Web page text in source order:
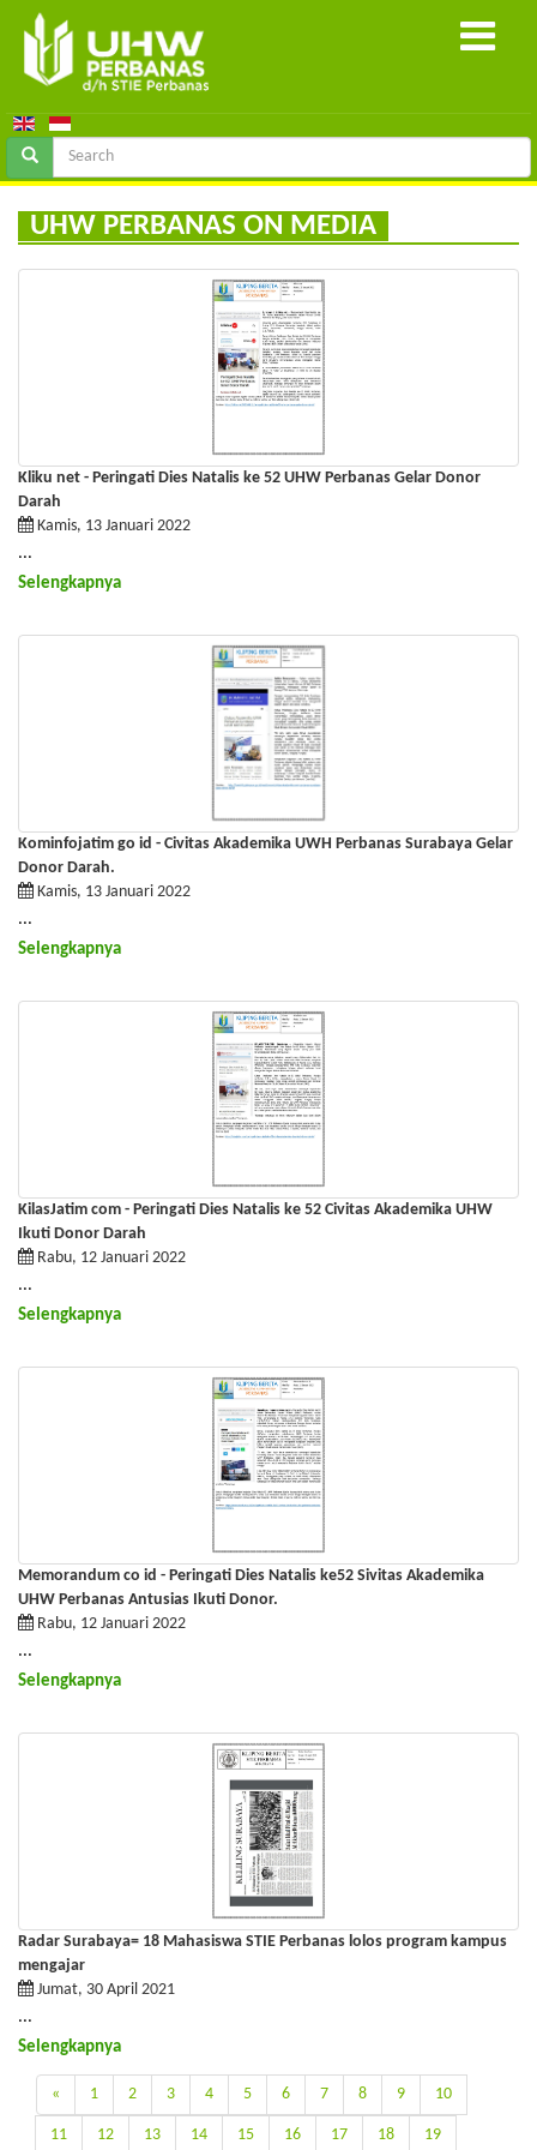
UHW PERBANAS ON MEDIA
Kliku net - Peringati Dies Natalis ke 52 UHW Perbanas Gelar Donor
Darah
Kamis, 13 Januari 2022
...
Selengkapnya
Kominfojatim go id - Civitas Akademika UWH Perbanas Surabaya Gelar
Donor Darah.
Kamis, 13 Januari 2022
...
Selengkapnya
KilasJatim com - Peringati Dies Natalis ke 52 Civitas Akademika UHW
Ikuti Donor Darah
Rabu, 12 Januari 2022
...
Selengkapnya
Memorandum co id - Peringati Dies Natalis ke52 Sivitas Akademika
UHW Perbanas Antusias Ikuti Donor.
Rabu, 12 Januari 2022
...
Selengkapnya
Radar Surabaya= 18 Mahasiswa STIE Perbanas lolos program kampus
mengajar
Jumat, 30 April 2021
...
Selengkapnya
« 1 2 3 4 5 6 7 8 9 10
11 12 13 14 15 16 17 18 19